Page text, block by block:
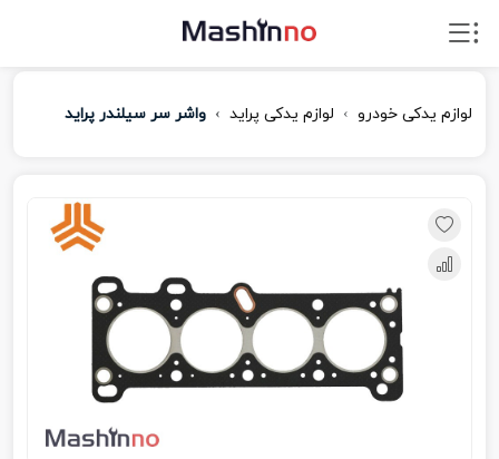
لوازم یدکی خودرو لوازم یدکی پراید واشر سر سیلندر پراید